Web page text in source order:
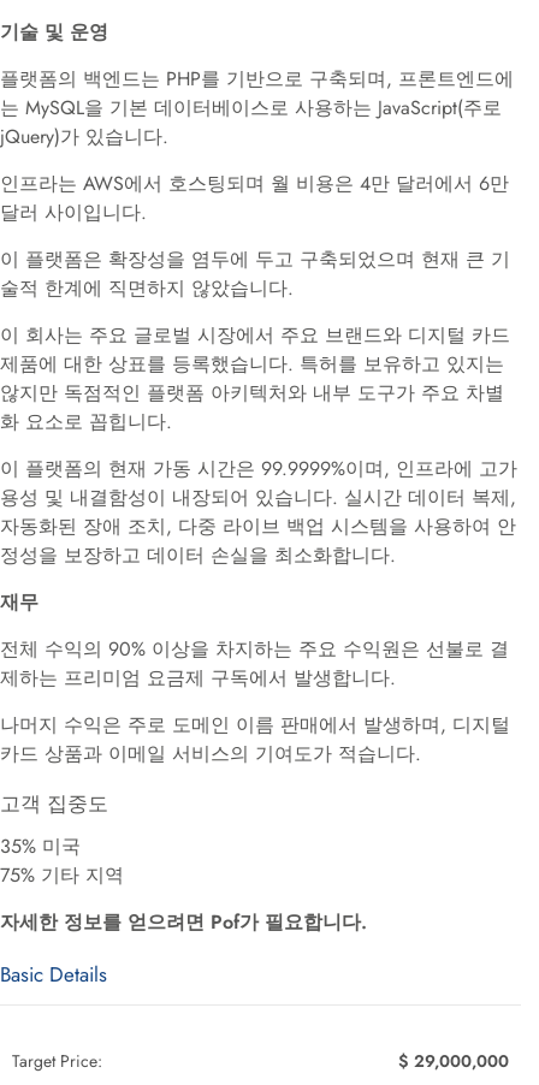
기술 및 운영
플랫폼의 백엔드는 PHP를 기반으로 구축되며, 프론트엔드에
는 MySQL을 기본 데이터베이스로 사용하는 JavaScript(주로
jQuery)가 있습니다.
인프라는 AWS에서 호스팅되며 월 비용은 4만 달러에서 6만
달러 사이입니다.
이 플랫폼은 확장성을 염두에 두고 구축되었으며 현재 큰 기
술적 한계에 직면하지 않았습니다.
이 회사는 주요 글로벌 시장에서 주요 브랜드와 디지털 카드
제품에 대한 상표를 등록했습니다. 특허를 보유하고 있지는
않지만 독점적인 플랫폼 아키텍처와 내부 도구가 주요 차별
화 요소로 꼽힙니다.
이 플랫폼의 현재 가동 시간은 99.9999%이며, 인프라에 고가
용성 및 내결함성이 내장되어 있습니다. 실시간 데이터 복제,
자동화된 장애 조치, 다중 라이브 백업 시스템을 사용하여 안
정성을 보장하고 데이터 손실을 최소화합니다.
재무
전체 수익의 90% 이상을 차지하는 주요 수익원은 선불로 결
제하는 프리미엄 요금제 구독에서 발생합니다.
나머지 수익은 주로 도메인 이름 판매에서 발생하며, 디지털
카드 상품과 이메일 서비스의 기여도가 적습니다.
고객 집중도
35% 미국
75% 기타 지역
자세한 정보를 얻으려면 Pof가 필요합니다.
Basic Details
Target Price: $ 29,000,000